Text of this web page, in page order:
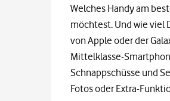
Welches Handy am
möchtest. Und wie viel
von Apple oder der
Mittelklasse-
Schnappschüsse und
Fotos oder Extra-